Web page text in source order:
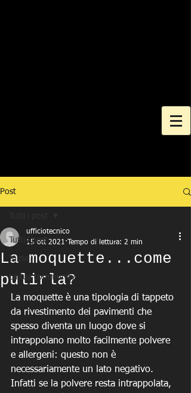
Post
Tutti i post
Inizia
La tua community
La moquette...come
pulirla?
ufficiotecnico
15 ott 2021
Tempo di lettura: 2 min
La moquette è una tipologia di tappeto
da rivestimento dei pavimenti che
spesso diventa un luogo dove si
intrappolano molto facilmente polvere
e allergeni: questo non è
necessariamente un lato negativo.
Infatti se la polvere resta intrappolata,